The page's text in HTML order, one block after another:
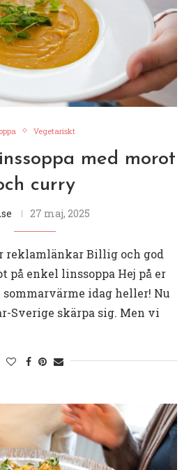
Vegetariskt
med morot
curry
27 maj, 2025
Billig och god
på enkel linssoppa Hej på er
sommarvärme idag heller! Nu
Sverige skärpa sig. Men vi